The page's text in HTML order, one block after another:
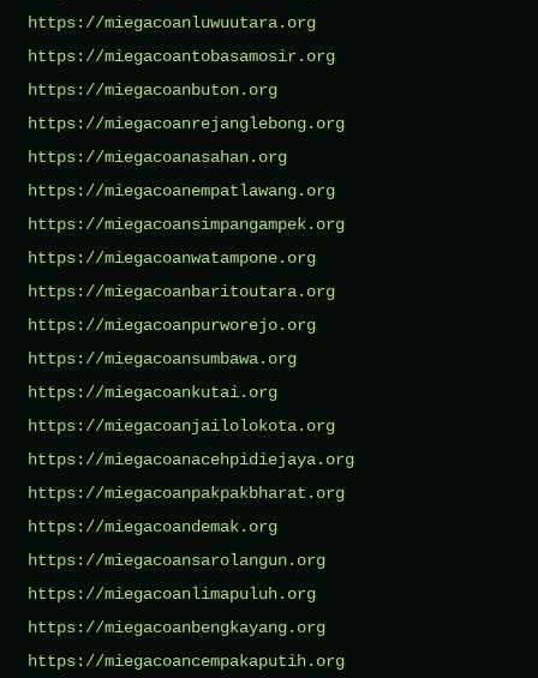
https://miegacoanluwuutara.org
https://miegacoantobasamosir.org
https://miegacoanbuton.org
https://miegacoanrejanglebong.org
https://miegacoanasahan.org
https://miegacoanempatlawang.org
https://miegacoansimpangampek.org
https://miegacoanwatampone.org
https://miegacoanbaritoutara.org
https://miegacoanpurworejo.org
https://miegacoansumbawa.org
https://miegacoankutai.org
https://miegacoanjailolokota.org
https://miegacoanacehpidiejaya.org
https://miegacoanpakpakbharat.org
https://miegacoandemak.org
https://miegacoansarolangun.org
https://miegacoanlimapuluh.org
https://miegacoanbengkayang.org
https://miegacoancempakaputih.org